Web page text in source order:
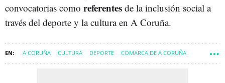
convocatorias como referentes de la inclusión social a
través del deporte y la cultura en A Coruña.
A CORUÑA CULTURA DEPORTE COMARCA DE A CORUÑA